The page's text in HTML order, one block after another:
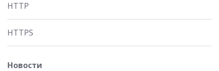
HTTP
HTTPS
Новости